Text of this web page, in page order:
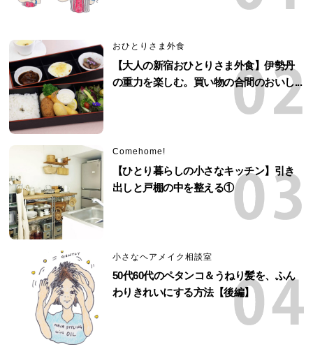
おひとりさま外食
【大人の新宿おひとりさま外食】伊勢丹
の重力を楽しむ。買い物の合間のおいし...
Comehome!
【ひとり暮らしの小さなキッチン】引き
出しと戸棚の中を整える①
小さなヘアメイク相談室
50代60代のペタンコ＆うねり髪を、ふん
わりきれいにする方法【後編】